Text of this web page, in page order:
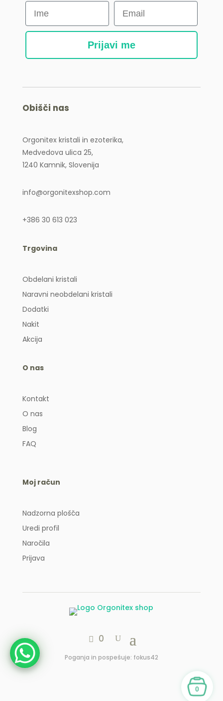
Prijavi me
Obišči nas
Orgonitex kristali in ezoterika,
Medvedova ulica 25,
1240 Kamnik, Slovenija
info@orgonitexshop.com
+386 30 613 023
Trgovina
Obdelani kristali
Naravni neobdelani kristali
Dodatki
Nakit
Akcija
O nas
Kontakt
O nas
Blog
FAQ
Moj račun
Nadzorna plošča
Uredi profil
Naročila
Prijava
0
Poganja in pospešuje: fokus42
0